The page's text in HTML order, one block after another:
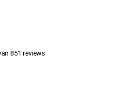
851 reviews